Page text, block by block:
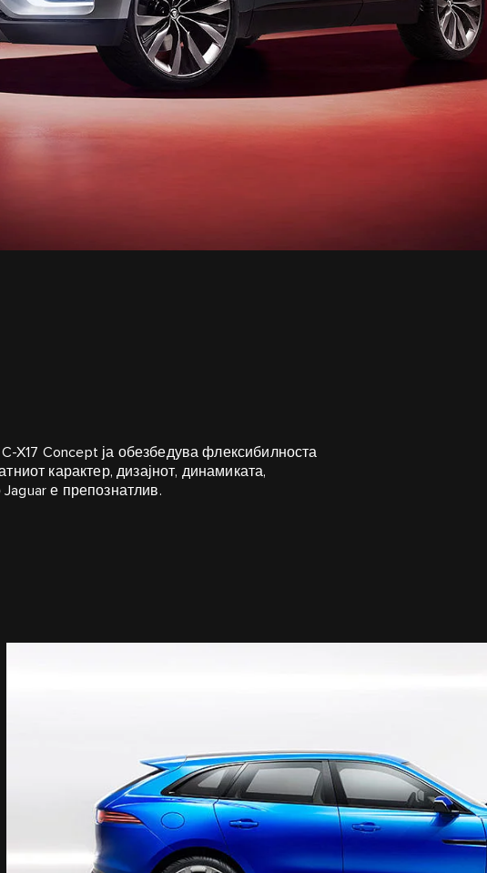
X17 Concept ја обезбедува флексибилноста
карактер, дизајнот, динамиката,
е препознатлив.